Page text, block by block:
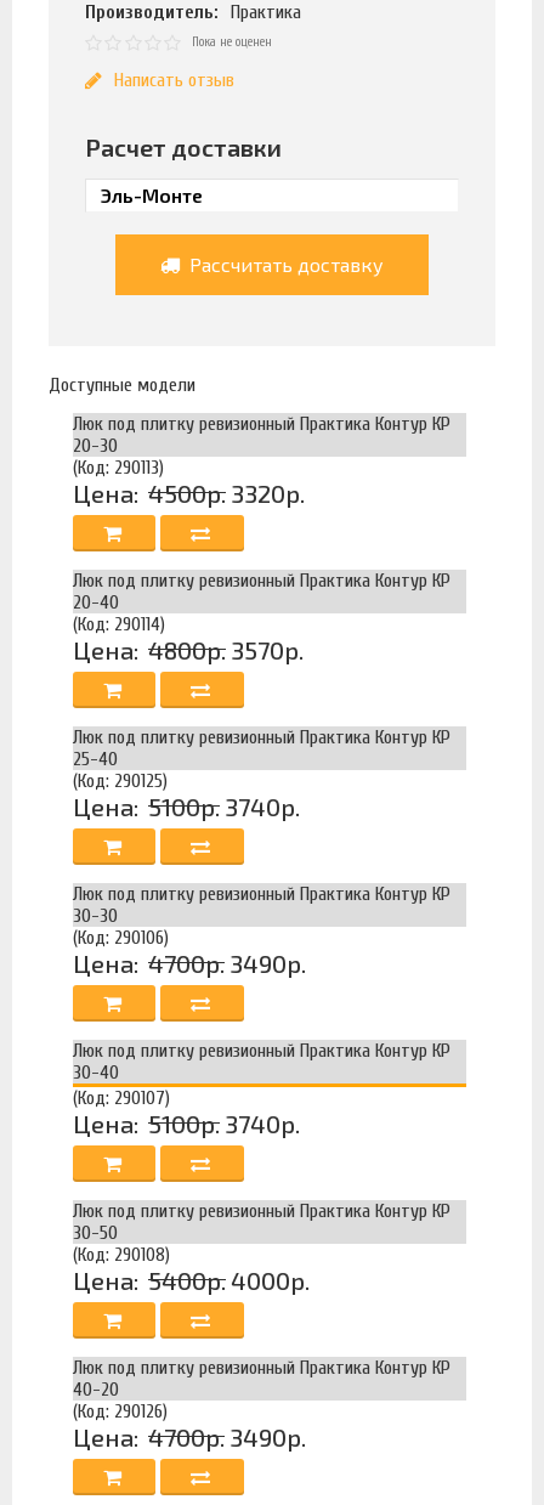
Производитель:
Практика
Пока не оценен
Написать отзыв
Расчет доставки
Рассчитать доставку
Доступные модели
Люк под плитку ревизионный Практика Контур КР
20-30
(Код: 290113)
Цена: 4500р. 3320р.
Люк под плитку ревизионный Практика Контур КР
20-40
(Код: 290114)
Цена: 4800р. 3570р.
Люк под плитку ревизионный Практика Контур КР
25-40
(Код: 290125)
Цена: 5100р. 3740р.
Люк под плитку ревизионный Практика Контур КР
30-30
(Код: 290106)
Цена: 4700р. 3490р.
Люк под плитку ревизионный Практика Контур КР
30-40
(Код: 290107)
Цена: 5100р. 3740р.
Люк под плитку ревизионный Практика Контур КР
30-50
(Код: 290108)
Цена: 5400р. 4000р.
Люк под плитку ревизионный Практика Контур КР
40-20
(Код: 290126)
Цена: 4700р. 3490р.